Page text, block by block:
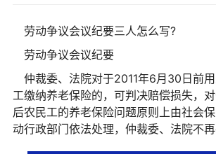
劳动争议会议纪要三人怎么写?
劳动争议会议纪要
仲裁委、法院对于2011年6月30日前
工缴纳养老保险的，可判决赔偿损失，
后农民工的养老保险问题原则上由社会
动行政部门依法处理，仲裁委、法院不再